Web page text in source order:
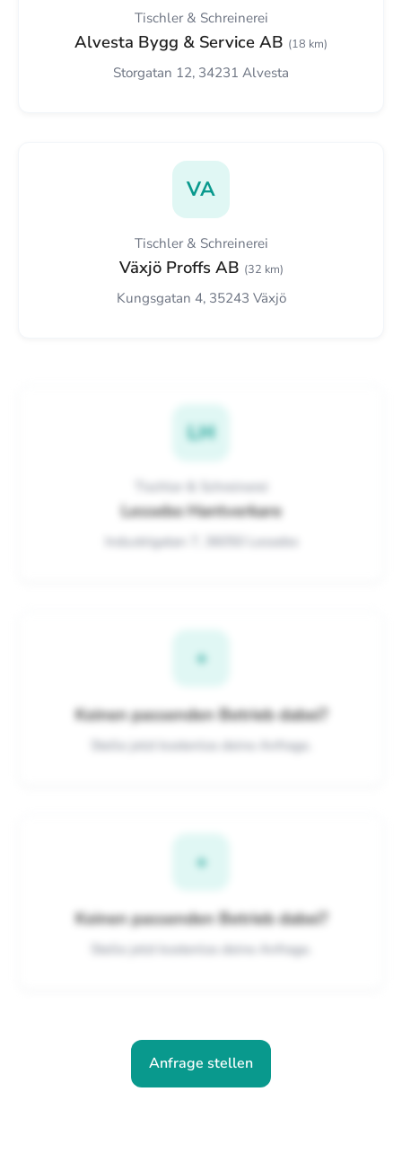
Tischler & Schreinerei
Alvesta Bygg & Service AB (18 km)
Storgatan 12, 34231 Alvesta
VA
Tischler & Schreinerei
Växjö Proffs AB (32 km)
Kungsgatan 4, 35243 Växjö
LH
Lessebo Hantverkare
Industrigatan 7, 36050 Lessebo
+
Keinen passenden Betrieb dabei?
Stelle jetzt kostenlos deine Anfrage.
+
Keinen passenden Betrieb dabei?
Stelle jetzt kostenlos deine Anfrage.
Anfrage stellen